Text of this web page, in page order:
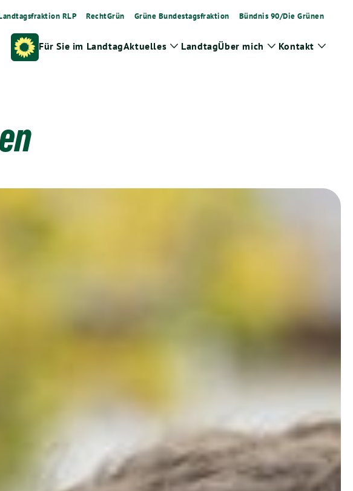
RLP RechtGrün Grüne Bundestagsfraktion Bündnis 90/Die Grünen
Für Sie im LandtagAktuelles Zeige
LandtagÜber mich
Zeige
Kontakt Zeige